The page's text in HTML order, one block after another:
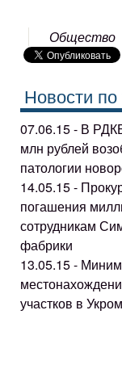
Общество
Новости
07.06.15 - В
млн рублей
патологии
14.05.15 -
погашения
сотрудникам
фабрики
13.05.15 -
участков в